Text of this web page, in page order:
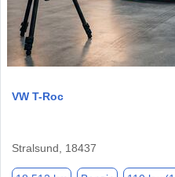
VW T-Roc
Stralsund, 18437